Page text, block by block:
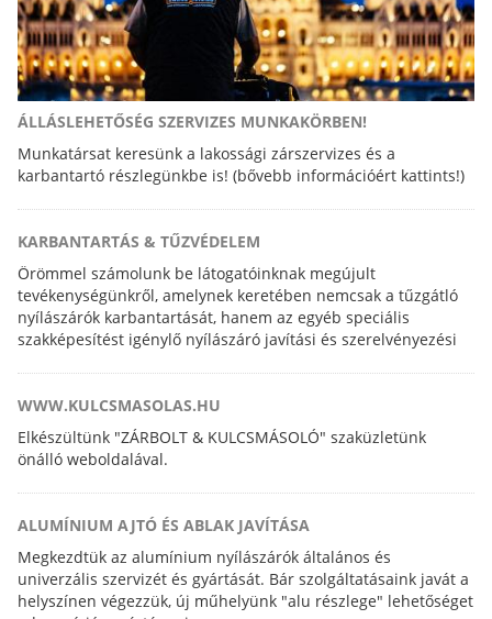
ÁLLÁSLEHETŐSÉG SZERVIZES MUNKAKÖRBEN!
Munkatársat keresünk a lakossági zárszervizes és a
karbantartó részlegünkbe is! (bővebb információért kattints!)
KARBANTARTÁS & TŰZVÉDELEM
Örömmel számolunk be látogatóinknak megújult
tevékenységünkről, amelynek keretében nemcsak a tűzgátló
nyílászárók karbantartását, hanem az egyéb speciális
szakképesítést igénylő nyílászáró javítási és szerelvényezési
WWW.KULCSMASOLAS.HU
Elkészültünk "ZÁRBOLT & KULCSMÁSOLÓ" szaküzletünk
önálló weboldalával.
ALUMÍNIUM AJTÓ ÉS ABLAK JAVÍTÁSA
Megkezdtük az alumínium nyílászárók általános és
univerzális szervizét és gyártását. Bár szolgáltatásaink javát a
helyszínen végezzük, új műhelyünk "alu részlege" lehetőséget